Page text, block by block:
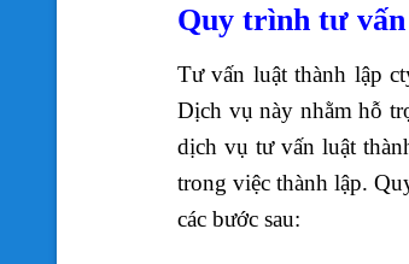
Quy trình tư
Tư vấn luật thành lập
Dịch vụ này nhằm hỗ
dịch vụ tư vấn luật
trong việc thành lập.
các bước sau: